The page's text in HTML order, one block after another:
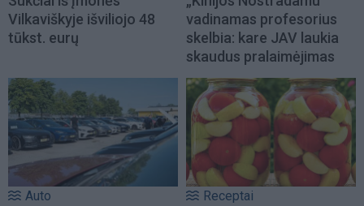
Vilkaviškyje išviliojo 48
tūkst. eurų
vadinamas profesorius
skelbia: kare JAV laukia
skaudus pralaimėjimas
Auto Receptai